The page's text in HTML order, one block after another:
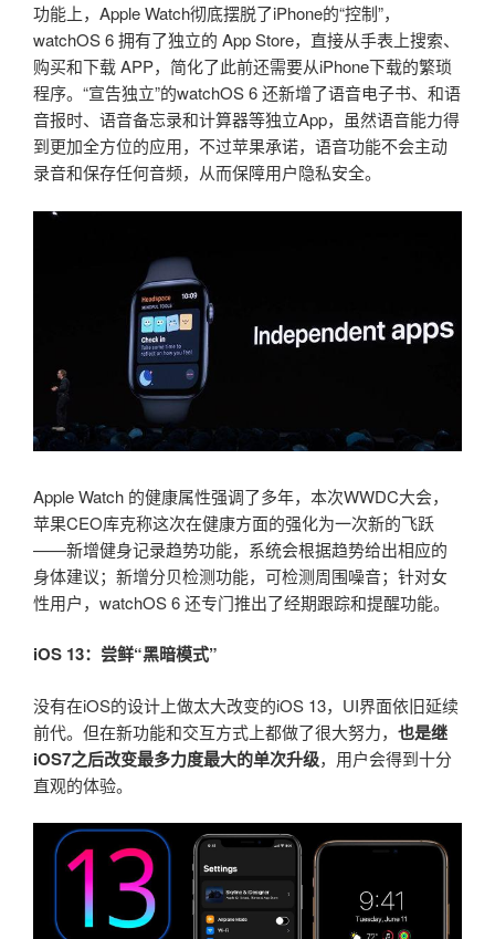
功能上，Apple Watch彻底摆脱了iPhone的“控制”，
watchOS 6 拥有了独立的 App Store，直接从手表上搜索、
购买和下载 APP，简化了此前还需要从iPhone下载的繁琐
程序。“宣告独立”的watchOS 6 还新增了语音电子书、和语
音报时、语音备忘录和计算器等独立App，虽然语音能力得
到更加全方位的应用，不过苹果承诺，语音功能不会主动
录音和保存任何音频，从而保障用户隐私安全。
Apple Watch 的健康属性强调了多年，本次WWDC大会，
苹果CEO库克称这次在健康方面的强化为一次新的飞跃
——新增健身记录趋势功能，系统会根据趋势给出相应的
身体建议；新增分贝检测功能，可检测周围噪音；针对女
性用户，watchOS 6 还专门推出了经期跟踪和提醒功能。
iOS 13：尝鲜“黑暗模式”
没有在iOS的设计上做太大改变的iOS 13，UI界面依旧延续
前代。但在新功能和交互方式上都做了很大努力， 也是继
iOS7之后改变最多力度最大的单次升级，用户会得到十分
直观的体验。